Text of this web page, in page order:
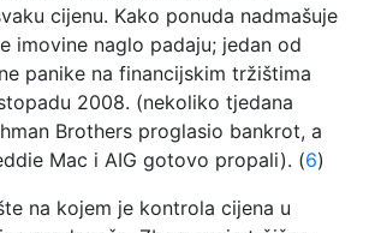
cijenu. Kako ponuda nadmašuje
imovine naglo padaju; jedan od
panike na financijskim tržištima
2008. (nekoliko tjedana
Brothers proglasio bankrot, a
Mac i AIG gotovo propali). (6)
na kojem je kontrola cijena u